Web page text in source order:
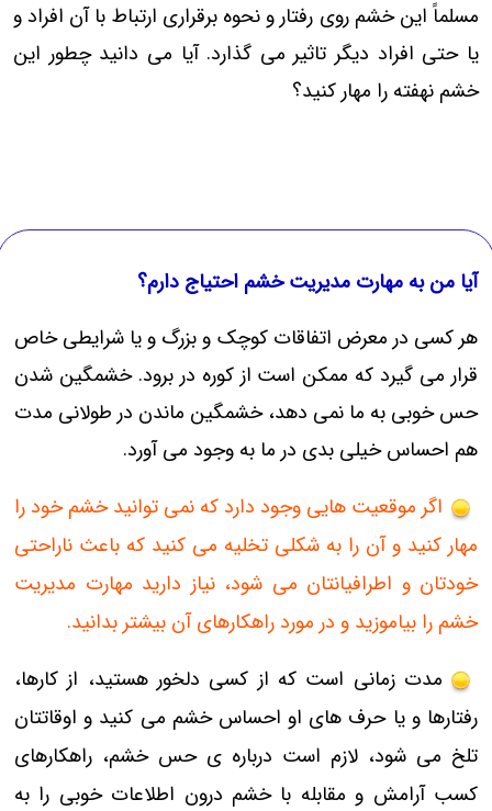
مسلماً این خشم روی رفتار و نحوه برقراری ارتباط با آن افراد و
یا حتی افراد دیگر تاثیر می گذارد. آیا می دانید چطور این
خشم نهفته را مهار کنید؟
آیا من به مهارت مدیریت خشم احتیاج دارم؟
هر کسی در معرض اتفاقات کوچک و بزرگ و یا شرایطی خاص
قرار می گیرد که ممکن است از کوره در برود. خشمگین شدن
حس خوبی به ما نمی دهد، خشمگین ماندن در طولانی مدت
هم احساس خیلی بدی در ما به وجود می آورد.
اگر موقعیت هایی وجود دارد که نمی توانید خشم خود را
مهار کنید و آن را به شکلی تخلیه می کنید که باعث ناراحتی
خودتان و اطرافیانتان می شود، نیاز دارید مهارت مدیریت
خشم را بیاموزید و در مورد راهکارهای آن بیشتر بدانید.
مدت زمانی است که از کسی دلخور هستید، از کارها،
رفتارها و یا حرف های او احساس خشم می کنید و اوقاتتان
تلخ می شود، لازم است درباره ی حس خشم، راهکارهای
کسب آرامش و مقابله با خشم درون اطلاعات خوبی را به